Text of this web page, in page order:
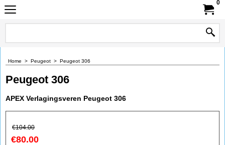
0
Home > Peugeot > Peugeot 306
Peugeot 306
APEX Verlagingsveren Peugeot 306
€104.00
€80.00